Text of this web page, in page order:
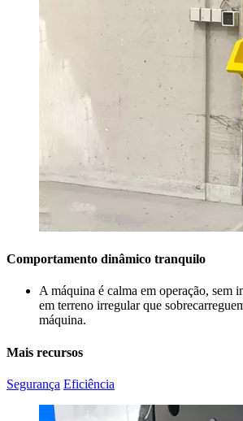
Comportamento dinâmico tranquilo
A máquina é calma em operação, sem
em terreno irregular que
máquina.
Mais recursos
Segurança Eficiência